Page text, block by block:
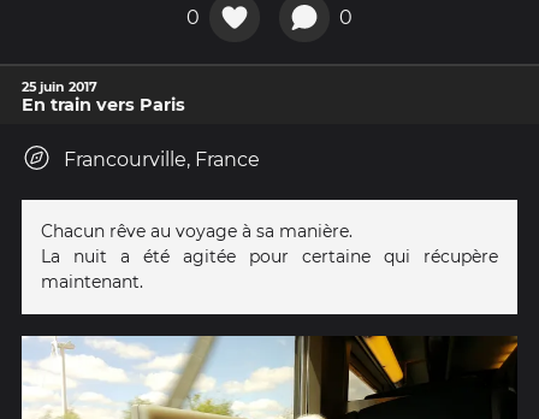
0 0
25 juin 2017
En train vers Paris
Francourville, France
Chacun rêve au voyage à sa manière.
La nuit a été agitée pour certaine qui récupère
maintenant.